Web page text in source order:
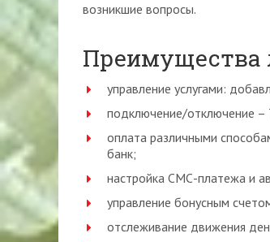
возникшие вопросы.
Преимущества
управление услугами:
подключение/отключение –
оплата различными
банк;
настройка СМС-платежа и
управление бонусным
отслеживание движения